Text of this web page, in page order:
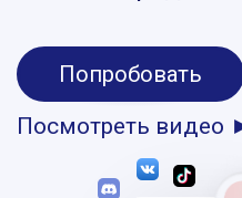
Попробовать
Посмотреть видео